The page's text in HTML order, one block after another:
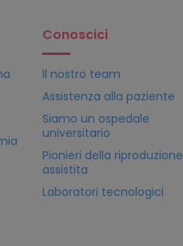
Conoscici
Il nostro team
Assistenza alla paziente
Siamo un ospedale
universitario
Pionieri della riproduzione
assistita
Laboratori tecnologici